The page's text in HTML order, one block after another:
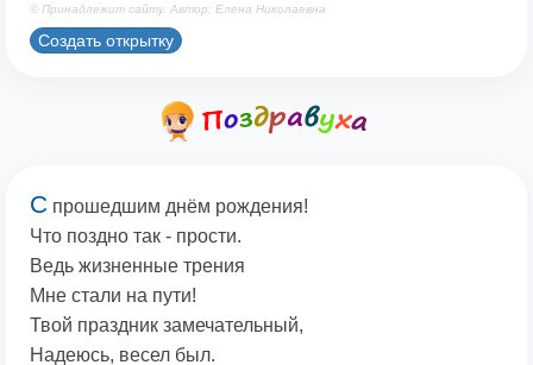
© Принадлежит сайту. Автор: Елена Николаевна
Создать открытку
С прошедшим днём рождения!
Что поздно так - прости.
Ведь жизненные трения
Мне стали на пути!
Твой праздник замечательный,
Надеюсь, весел был.